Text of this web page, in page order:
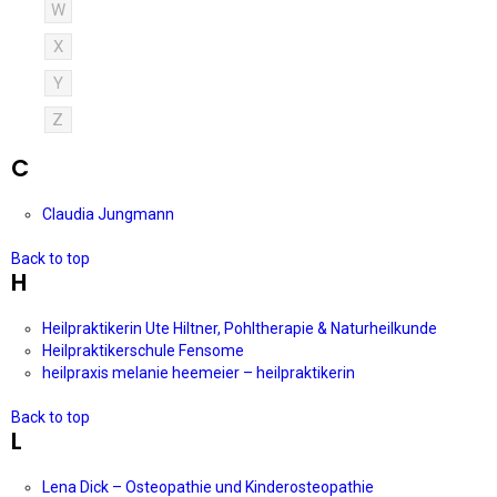
W
X
Y
Z
C
Claudia Jungmann
Back to top
H
Heilpraktikerin Ute Hiltner, Pohltherapie & Naturheilkunde
Heilpraktikerschule Fensome
heilpraxis melanie heemeier – heilpraktikerin
Back to top
L
Lena Dick – Osteopathie und Kinderosteopathie